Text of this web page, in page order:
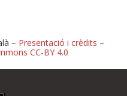
– Presentació i crèdits –
CC-BY 4.0